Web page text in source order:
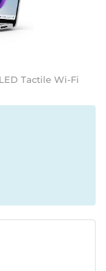
Tactile Wi-Fi